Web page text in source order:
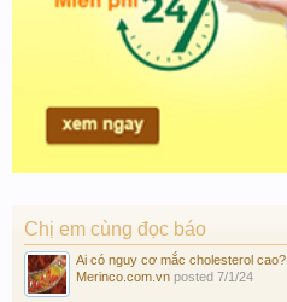
Chị em cùng đọc báo
Ai có nguy cơ mắc cholesterol cao?
Merinco.com.vn posted 7/1/24